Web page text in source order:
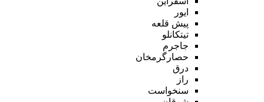
ایور
پیش قلعه
تیتکانلو
جاجرم
حصارگرمخان
درق
راز
سنخواست